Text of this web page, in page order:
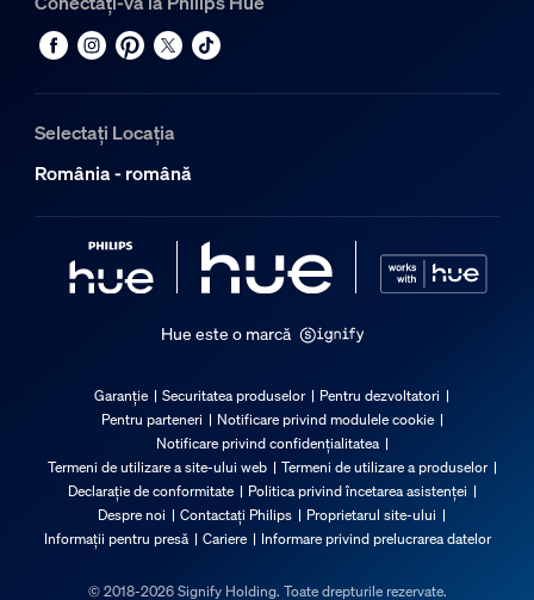
Selectați Locația
România - română
Hue este o marcă
Garanție Securitatea produselor
Pentru dezvoltatori
Pentru parteneri
Notificare privind modulele cookie
Notificare privind confidențialitatea
Termeni de utilizare a site-ului web
Termeni de utilizare a produselor
Declarație de conformitate
Politica privind încetarea asistenței
Despre noi
Contactați Philips
Proprietarul site-ului
Informații pentru presă
Cariere Informare privind prelucrarea datelor
© 2018-2026 Signify Holding. Toate drepturile rezervate.